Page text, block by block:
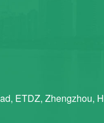
ETDZ, Zhengzhou, H